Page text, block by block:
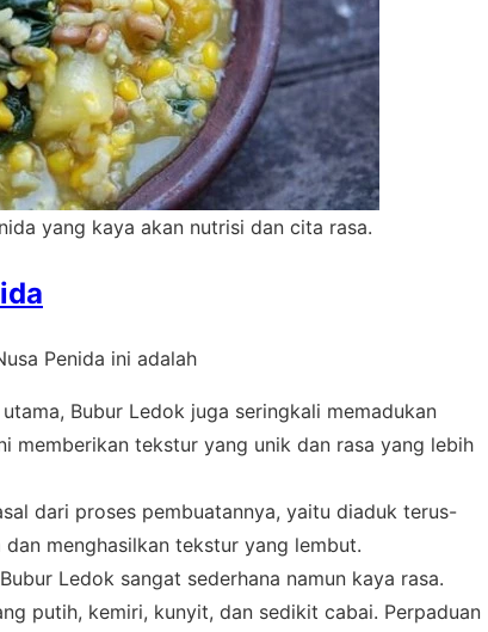
yang kaya akan nutrisi dan cita rasa.
Penida ini adalah
Bubur Ledok juga seringkali memadukan
memberikan tekstur yang unik dan rasa yang lebih
dari proses pembuatannya, yaitu diaduk terus-
menghasilkan tekstur yang lembut.
Ledok sangat sederhana namun kaya rasa.
putih, kemiri, kunyit, dan sedikit cabai. Perpaduan